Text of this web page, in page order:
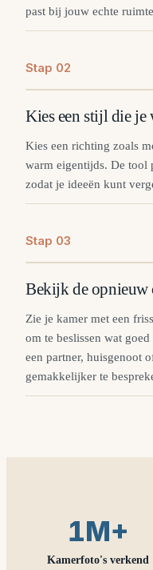
past bij jouw echte
Stap 02
Kies een stijl die je
Kies een richting zoals
warm eigentijds. De tool
zodat je ideeën kunt
Stap 03
Bekijk de opnieuw
Zie je kamer met een
om te beslissen wat
een partner, huisgenoot
gemakkelijker te
1M+
Kamerfoto's verkend